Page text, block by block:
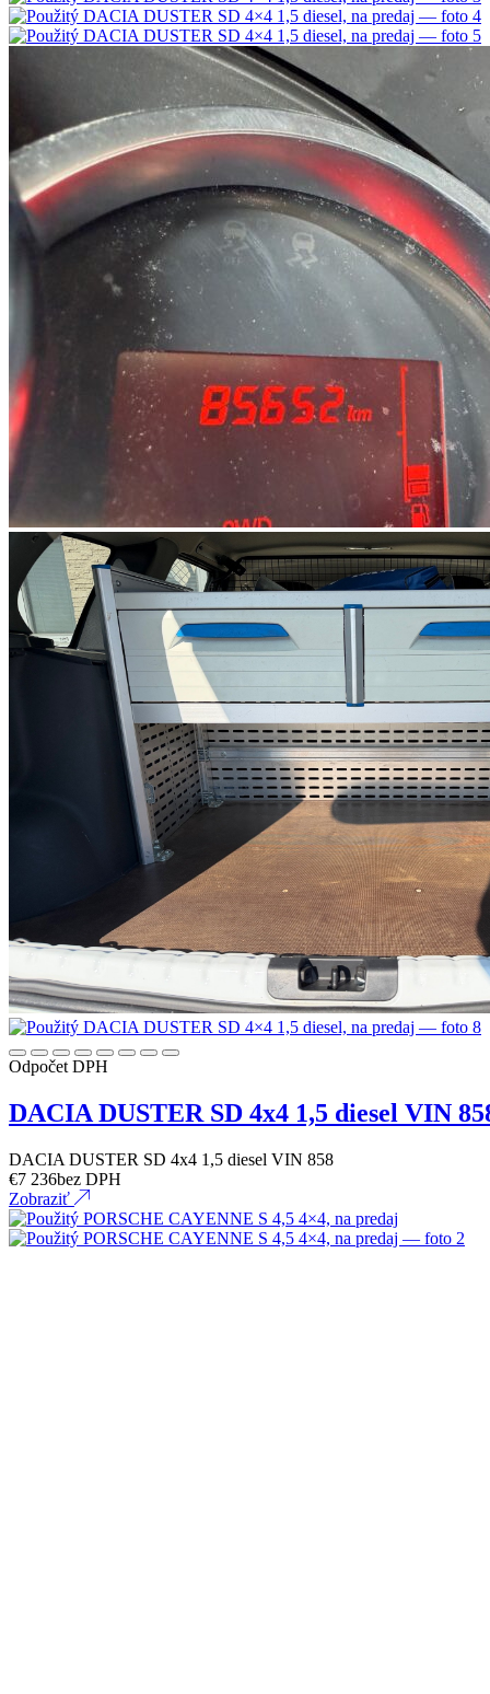
Odpočet DPH
DACIA DUSTER SD 4x4 1,5 diesel VIN
DACIA DUSTER SD 4x4 1,5 diesel VIN 858
€7 236bez DPH
Zobraziť